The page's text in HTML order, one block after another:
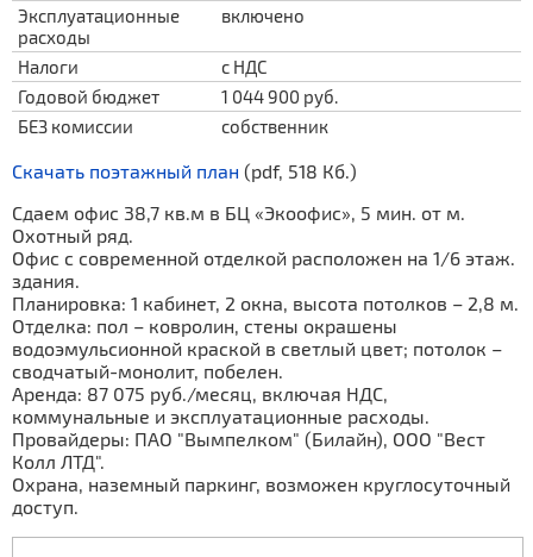
Эксплуатационные
расходы
включено
Налоги
с НДС
Годовой бюджет
1 044 900 руб.
БЕЗ комиссии
собственник
Скачать поэтажный план (pdf, 518 Кб.)
Сдаем офис 38,7 кв.м в БЦ «Экоофис», 5 мин. от м.
Охотный ряд.
Офис с современной отделкой расположен на 1/6 этаж.
здания.
Планировка: 1 кабинет, 2 окна, высота потолков – 2,8 м.
Отделка: пол – ковролин, стены окрашены
водоэмульсионной краской в светлый цвет; потолок –
сводчатый-монолит, побелен.
Аренда: 87 075 руб./месяц, включая НДС,
коммунальные и эксплуатационные расходы.
Провайдеры: ПАО "Вымпелком" (Билайн), ООО "Вест
Колл ЛТД".
Охрана, наземный паркинг, возможен круглосуточный
доступ.